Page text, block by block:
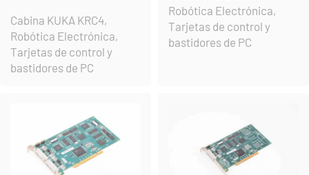
Cabina KUKA KRC4,
Robótica Electrónica,
Tarjetas de control y
bastidores de PC
Robótica Electrónica,
Tarjetas de control y
bastidores de PC